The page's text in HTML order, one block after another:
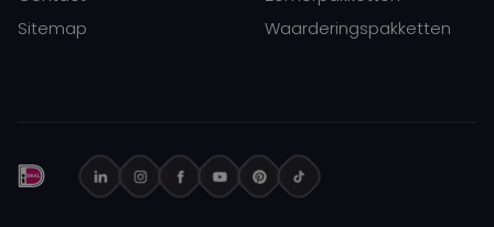
Sitemap
Waarderingspakketten